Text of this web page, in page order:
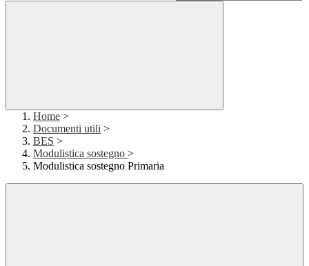
Home >
Documenti utili >
BES >
Modulistica sostegno >
Modulistica sostegno Primaria